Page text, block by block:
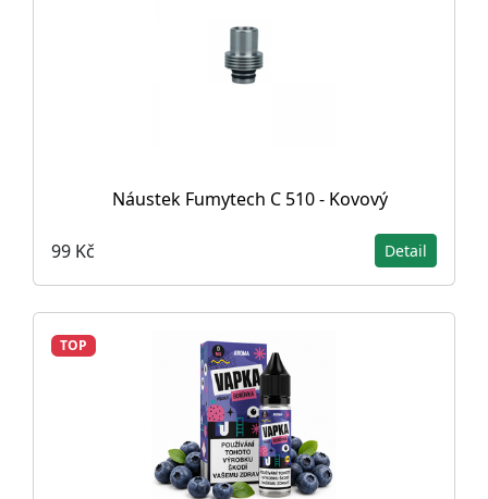
Náustek Fumytech C 510 - Kovový
99 Kč Detail
TOP